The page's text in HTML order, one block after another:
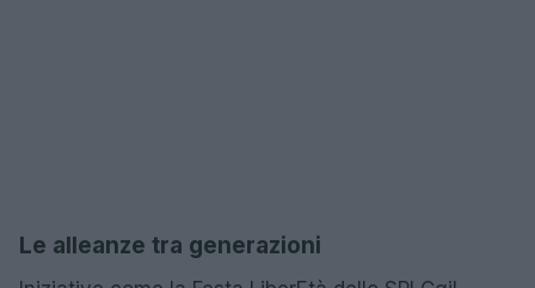
Le alleanze tra generazioni